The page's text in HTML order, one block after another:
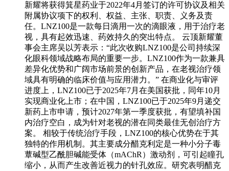
新耀将获得箕星药业于2022年4月签订的许可协议及相关
附属协议项下的权利、权益、主张、职责、义务及责
任。LNZ100是一款每日滴用一次的滴眼液，用于治疗老
视，具有起效迅速、药效持久的突出特点。 云顶新耀董
事会主席吴以芳表示：“此次收购LNZ100是公司持续深
化眼科领域战略布局的重要一步。LNZ100作为一款兼具
差异化优势和广阔市场前景的创新产品，在老视治疗领
域具有明确的临床价值与应用潜力。” 在商业化与审评
进度上，LNZ100已于2025年7月在美国获批，同年10月
实现商业化上市；在中国，LNZ100已于2025年9月递交
新药上市申请，预计2027年第一季度获批，有望填补国
内治疗空白，成为针对老视的潜在同类最佳无创治疗方
案。 相较于传统治疗手段，LNZ100的核心优势在于其
独特的作用机制。其主要成分醋克利定是一种小分子毒
蕈碱型乙酰胆碱能受体（mAChR）激动剂，可引起瞳孔
缩小，从而产生改善近视力的针孔效应。研究表明醋克